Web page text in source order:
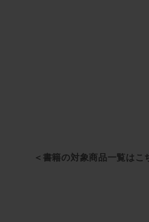
＜書籍の対象商品一覧はこ